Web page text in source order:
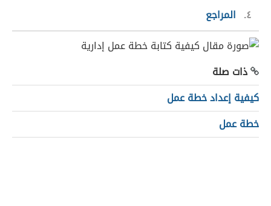
٤
المراجع
ذات صلة
كيفية إعداد خطة عمل
خطة عمل